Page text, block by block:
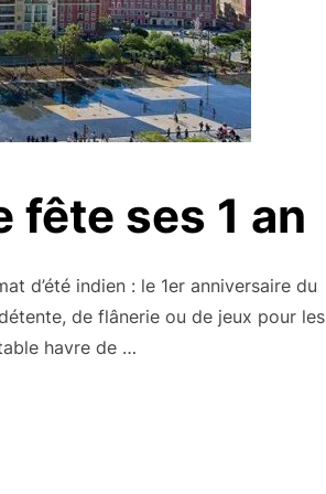
fête ses 1 an
d’été indien : le 1er anniversaire du
de flânerie ou de jeux pour les
havre de …
DU PAILLON À NICE FÊTE SES 1 AN »